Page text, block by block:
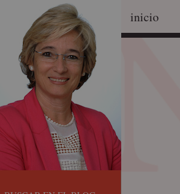
inicio